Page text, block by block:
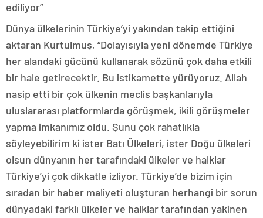
ediliyor”
Dünya ülkelerinin Türkiye’yi yakından takip ettiğini
aktaran Kurtulmuş, “Dolayısıyla yeni dönemde Türkiye
her alandaki gücünü kullanarak sözünü çok daha etkili
bir hale getirecektir. Bu istikamette yürüyoruz. Allah
nasip etti bir çok ülkenin meclis başkanlarıyla
uluslararası platformlarda görüşmek, ikili görüşmeler
yapma imkanımız oldu. Şunu çok rahatlıkla
söyleyebilirim ki ister Batı Ülkeleri, ister Doğu ülkeleri
olsun dünyanın her tarafındaki ülkeler ve halklar
Türkiye’yi çok dikkatle izliyor. Türkiye’de bizim için
sıradan bir haber maliyeti oluşturan herhangi bir sorun
dünyadaki farklı ülkeler ve halklar tarafından yakinen